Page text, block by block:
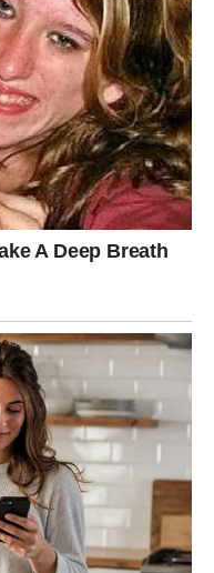
dolazi u vaše
mnogo jasnije vidjeti
olakšanje.
dani.
i sudbinski